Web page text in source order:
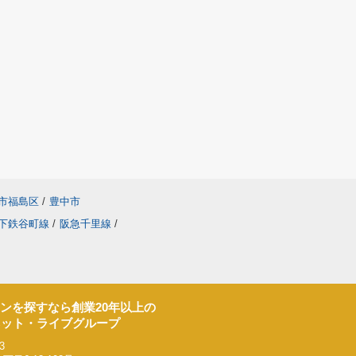
福島区 / 豊中市
鉄谷町線 / 阪急千里線 /
を探すなら創業20年以上の
ト・ライブグループ